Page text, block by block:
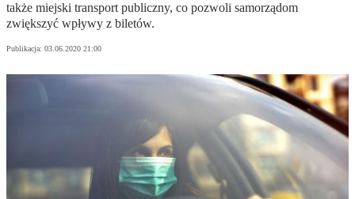
także miejski transport publiczny, co pozwoli samorządom
zwiększyć wpływy z biletów.
Publikacja: 03.06.2020 21:00